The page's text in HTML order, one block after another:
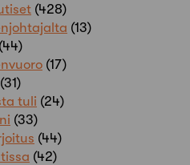
(428)
(13)
(44)
(17)
(31)
tuli (24)
(33)
(44)
(42)